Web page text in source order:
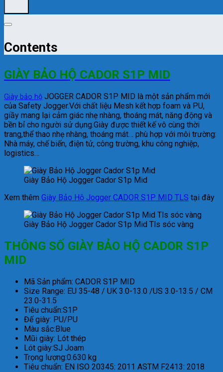
Contents
GIÀY BẢO HỘ CADOR S1P MID
Giày bảo hộ JOGGER CADOR S1P MID là một sản phẩm mới
của Safety Jogger.Với chất liệu Mesh kết hợp foam và PU,
giầy mang lại cảm giác nhẹ nhàng, thoáng mát, năng động và
bền bỉ cho người sử dụng.Giày được thiết kế vô cùng thời
trang,thể thao nhẹ nhàng, thoáng mát… phù hợp với môi trường:
Nhà máy, chế biến, điện tử, công trường, khu công nghiệp,
logistics…
Giày Bảo Hộ Jogger Cador S1p Mid
Xem thêm Giày Bảo Hộ Jogger CADOR S1P MID TLS tại đây
Giày Bảo Hộ Jogger Cador S1p Mid Tls sóc vàng
THÔNG SỐ GIÀY BẢO HỘ CADOR S1P
MID
Mã Sản phẩm: CADOR S1P MID
Size Range: EU 35-48 / UK 3.0-13.0 /US 3.0-13.5 / CM
23.0-31.5
Tiêu chuẩn:S1P
Đế giày: PU/PU
Màu sắc:Blue
Mũi giày: Lót thép
Lót giày:SJ Joam
Trọng lượng:0.630 kg
Tiêu chuẩn: EN ISO 20345: 2011 ASTM F2413: 2018